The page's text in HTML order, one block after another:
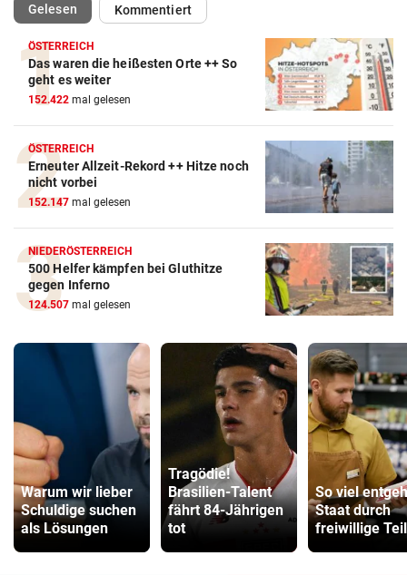
Gelesen(ausgewählt)Kommentiert
ÖSTERREICH
Das waren die heißesten Orte ++ So
geht es weiter
152.422 mal gelesen
ÖSTERREICH
Erneuter Allzeit-Rekord ++ Hitze noch
nicht vorbei
152.147 mal gelesen
NIEDERÖSTERREICH
500 Helfer kämpfen bei Gluthitze
gegen Inferno
124.507 mal gelesen
Warum wir lieber
Schuldige suchen
als Lösungen
Tragödie!
Brasilien-Talent
fährt 84-Jährigen
tot
So viel
Staat durch
freiwillige